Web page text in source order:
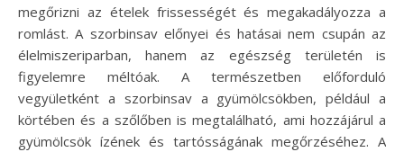
megőrizni az ételek frissességét és megakadályozza a
romlást. A szorbinsav előnyei és hatásai nem csupán az
élelmiszeriparban, hanem az egészség területén is
figyelemre méltóak. A természetben előforduló
vegyületként a szorbinsav a gyümölcsökben, például a
körtében és a szőlőben is megtalálható, ami hozzájárul a
gyümölcsök ízének és tartósságának megőrzéséhez. A